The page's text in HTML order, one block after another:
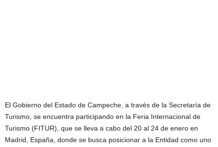
El Gobierno del Estado de Campeche, a través de la Secretaría de
Turismo, se encuentra participando en la Feria Internacional de
Turismo (FITUR), que se lleva a cabo del 20 al 24 de enero en
Madrid, España, donde se busca posicionar a la Entidad como uno